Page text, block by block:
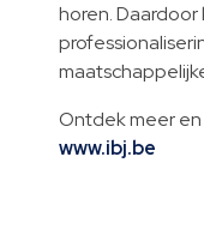
horen.
Ontdek meer en
www.ibj.be